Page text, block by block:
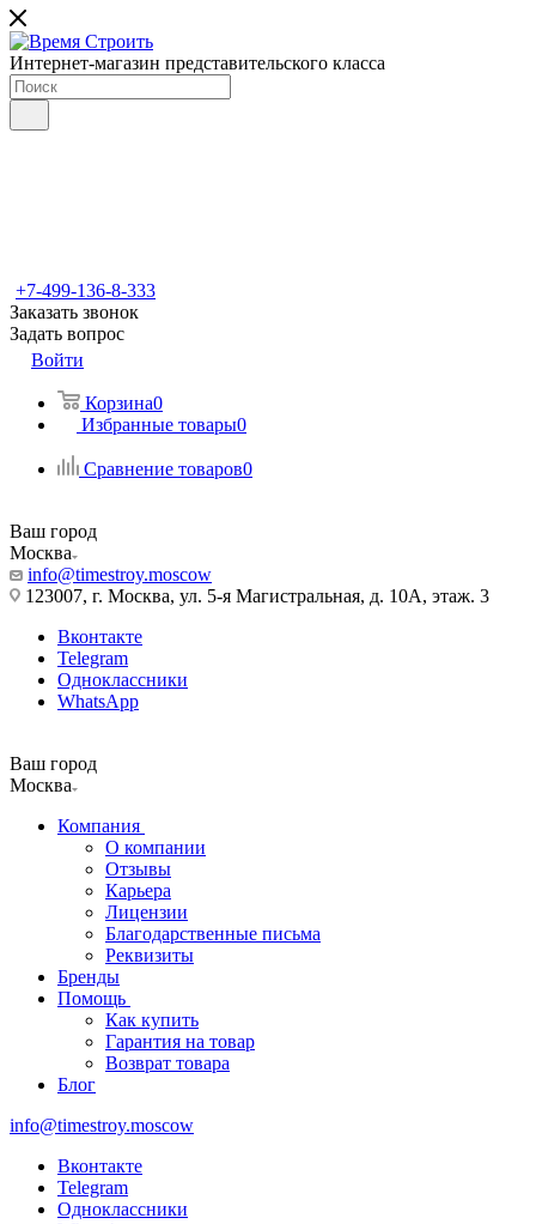
Интернет-магазин представительского класса
+7-499-136-8-333
Заказать звонок
Задать вопрос
Войти
Корзина0
Избранные товары0
Сравнение товаров0
Ваш город
Москва
info@timestroy.moscow
123007, г. Москва, ул. 5-я Магистральная, д. 10А, этаж. 3
Вконтакте
Telegram
Одноклассники
WhatsApp
Ваш город
Москва
Компания
О компании
Отзывы
Карьера
Лицензии
Благодарственные письма
Реквизиты
Бренды
Помощь
Как купить
Гарантия на товар
Возврат товара
Блог
info@timestroy.moscow
Вконтакте
Telegram
Одноклассники